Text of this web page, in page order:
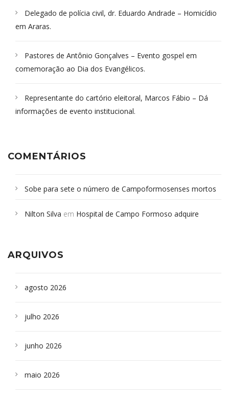
Delegado de polícia civil, dr. Eduardo Andrade – Homicídio
em Araras.
Pastores de Antônio Gonçalves – Evento gospel em
comemoração ao Dia dos Evangélicos.
Representante do cartório eleitoral, Marcos Fábio – Dá
informações de evento institucional.
COMENTÁRIOS
Sobe para sete o número de Campoformosenses mortos
Campoformosenses que morreram em desabamentos são
Nilton Silva em Hospital de Campo Formoso adquire
ARQUIVOS
agosto 2026
julho 2026
junho 2026
maio 2026